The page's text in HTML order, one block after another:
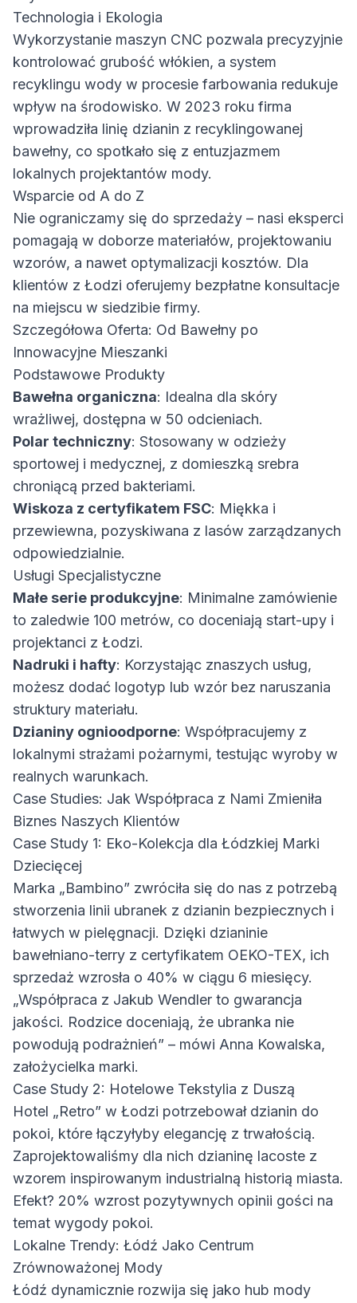
Technologia i Ekologia
Wykorzystanie maszyn CNC pozwala precyzyjnie
kontrolować grubość włókien, a system
recyklingu wody w procesie farbowania redukuje
wpływ na środowisko. W 2023 roku firma
wprowadziła linię dzianin z recyklingowanej
bawełny, co spotkało się z entuzjazmem
lokalnych projektantów mody.
Wsparcie od A do Z
Nie ograniczamy się do sprzedaży – nasi eksperci
pomagają w doborze materiałów, projektowaniu
wzorów, a nawet optymalizacji kosztów. Dla
klientów z Łodzi oferujemy bezpłatne konsultacje
na miejscu w siedzibie firmy.
Szczegółowa Oferta: Od Bawełny po
Innowacyjne Mieszanki
Podstawowe Produkty
Bawełna organiczna: Idealna dla skóry
wrażliwej, dostępna w 50 odcieniach.
Polar techniczny: Stosowany w odzieży
sportowej i medycznej, z domieszką srebra
chroniącą przed bakteriami.
Wiskoza z certyfikatem FSC: Miękka i
przewiewna, pozyskiwana z lasów zarządzanych
odpowiedzialnie.
Usługi Specjalistyczne
Małe serie produkcyjne: Minimalne zamówienie
to zaledwie 100 metrów, co doceniają start-upy i
projektanci z Łodzi.
Nadruki i hafty: Korzystając znaszych usług,
możesz dodać logotyp lub wzór bez naruszania
struktury materiału.
Dzianiny ognioodporne: Współpracujemy z
lokalnymi strażami pożarnymi, testując wyroby w
realnych warunkach.
Case Studies: Jak Współpraca z Nami Zmieniła
Biznes Naszych Klientów
Case Study 1: Eko-Kolekcja dla Łódzkiej Marki
Dziecięcej
Marka „Bambino” zwróciła się do nas z potrzebą
stworzenia linii ubranek z dzianin bezpiecznych i
łatwych w pielęgnacji. Dzięki dzianinie
bawełniano-terry z certyfikatem OEKO-TEX, ich
sprzedaż wzrosła o 40% w ciągu 6 miesięcy.
„Współpraca z Jakub Wendler to gwarancja
jakości. Rodzice doceniają, że ubranka nie
powodują podrażnień” – mówi Anna Kowalska,
założycielka marki.
Case Study 2: Hotelowe Tekstylia z Duszą
Hotel „Retro” w Łodzi potrzebował dzianin do
pokoi, które łączyłyby elegancję z trwałością.
Zaprojektowaliśmy dla nich dzianinę lacoste z
wzorem inspirowanym industrialną historią miasta.
Efekt? 20% wzrost pozytywnych opinii gości na
temat wygody pokoi.
Lokalne Trendy: Łódź Jako Centrum
Zrównoważonej Mody
Łódź dynamicznie rozwija się jako hub mody